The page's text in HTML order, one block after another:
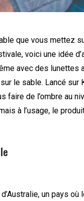
que vous mettez
voici une idée
avec des lunettes
le sable. Lancé sur
faire de l’ombre au
à l’usage, le
un pays